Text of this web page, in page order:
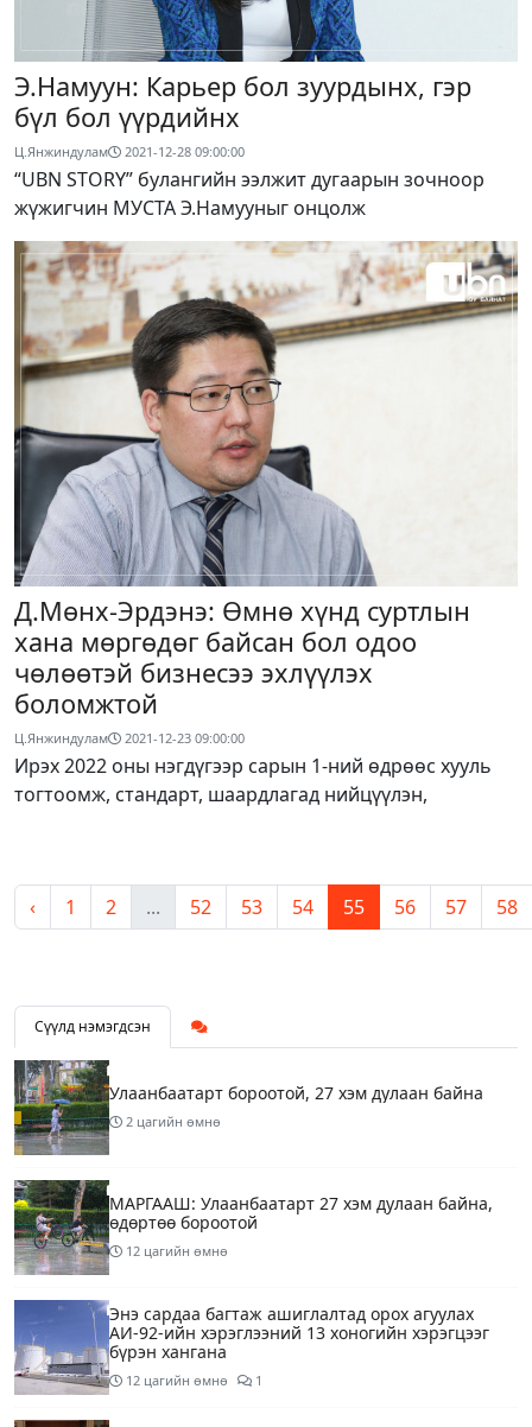
Э.Намуун: Карьер бол зуурдынх, гэр
бүл бол үүрдийнх
Ц.Янжиндулам 2021-12-28 09:00:00
“UBN STORY” булангийн ээлжит дугаарын зочноор
жүжигчин МУСТА Э.Намууныг онцолж
Д.Мөнх-Эрдэнэ: Өмнө хүнд суртлын
хана мөргөдөг байсан бол одоо
чөлөөтэй бизнесээ эхлүүлэх
боломжтой
Ц.Янжиндулам 2021-12-23 09:00:00
Ирэх 2022 оны нэгдүгээр сарын 1-ний өдрөөс хууль
тогтоомж, стандарт, шаардлагад нийцүүлэн,
‹ 1 2 ... 52 53 54 55 56 57 58
Сүүлд нэмэгдсэн
Улаанбаатарт бороотой, 27 хэм дулаан байна
2 цагийн өмнө
МАРГААШ: Улаанбаатарт 27 хэм дулаан байна,
өдөртөө бороотой
12 цагийн өмнө
Энэ сардаа багтаж ашиглалтад орох агуулах
АИ-92-ийн хэрэглээний 13 хоногийн хэрэгцээг
бүрэн хангана
12 цагийн өмнө 1